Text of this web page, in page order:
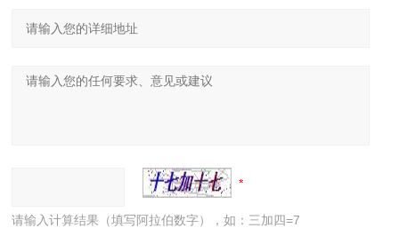
请输入计算结果（填写阿拉伯数字），如：三加四=7